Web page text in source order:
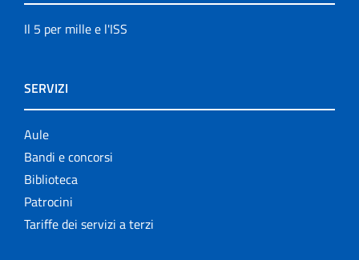
Il 5 per mille e l'ISS
SERVIZI
Aule
Bandi e concorsi
Biblioteca
Patrocini
Tariffe dei servizi a terzi